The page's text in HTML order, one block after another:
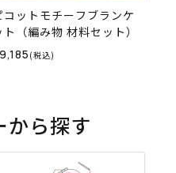
コットモチーフブランケ
ト（編み物 材料セット）
(税込)
から探す